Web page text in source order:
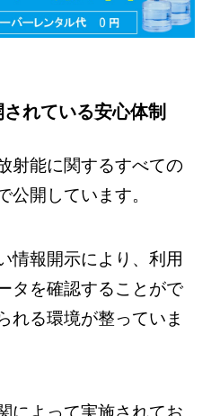
れている安心体制
射能に関するすべての
公開しています。
情報開示により、利用
タを確認することがで
れる環境が整っていま
によって実施されてお